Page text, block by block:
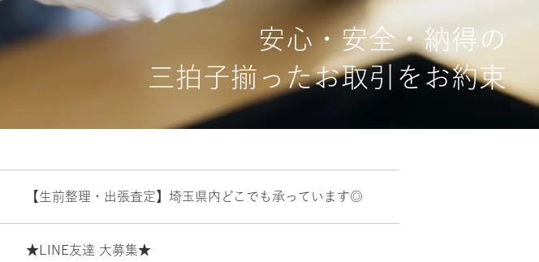
安心・安全・納得の
三拍子揃ったお取引をお約束
【生前整理・出張査定】埼玉県内どこでも承っています◎
★LINE友達 大募集★